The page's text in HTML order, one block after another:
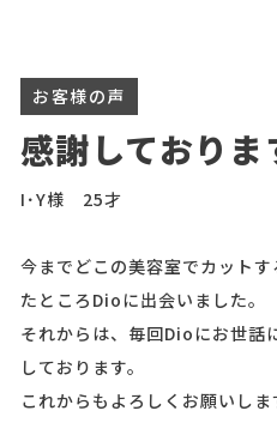
お客様の声
感謝しておりま
I･Y様 25才
今までどこの美容室でカット
たところDioに出会いました。
それからは、毎回Dioにお世話
しております。
これからもよろしくお願いしま